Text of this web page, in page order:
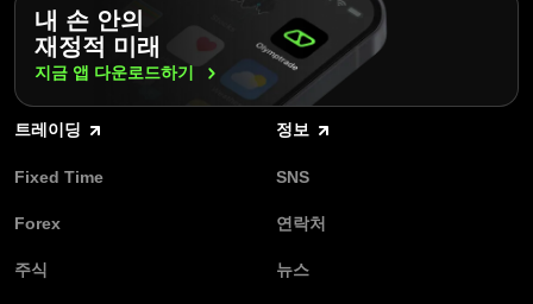
내 손 안의
재정적 미래
지금 앱 다운로드하기
트레이딩
Fixed Time
Forex
주식
정보
SNS
연락처
뉴스